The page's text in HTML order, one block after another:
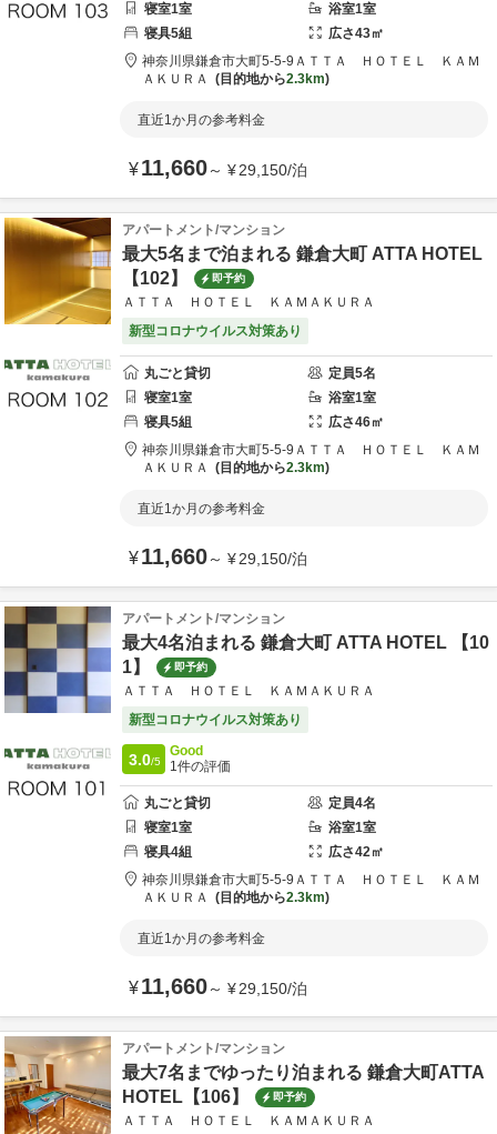
寝室1室 浴室1室
寝具5組 広さ43㎡
神奈川県鎌倉市大町5-5-9 ＡＴＴＡ ＨＯＴＥＬ ＫＡＭ
ＡＫＵＲＡ
目的地から2.3km
直近1か月の参考料金
¥11,660～ ¥29,150/泊
アパートメント/マンション
最大5名まで泊まれる 鎌倉大町 ATTA HOTEL
【102】
即予約
ＡＴＴＡ ＨＯＴＥＬ ＫＡＭＡＫＵＲＡ
新型コロナウイルス対策あり
丸ごと貸切 定員5名
寝室1室 浴室1室
寝具5組 広さ46㎡
神奈川県鎌倉市大町5-5-9 ＡＴＴＡ ＨＯＴＥＬ ＫＡＭ
ＡＫＵＲＡ
目的地から2.3km
直近1か月の参考料金
¥11,660～ ¥29,150/泊
アパートメント/マンション
最大4名泊まれる 鎌倉大町 ATTA HOTEL 【10
1】
即予約
ＡＴＴＡ ＨＯＴＥＬ ＫＡＭＡＫＵＲＡ
新型コロナウイルス対策あり
3.0/5
Good
1件の評価
丸ごと貸切 定員4名
寝室1室 浴室1室
寝具4組 広さ42㎡
神奈川県鎌倉市大町5-5-9 ＡＴＴＡ ＨＯＴＥＬ ＫＡＭ
ＡＫＵＲＡ
目的地から2.3km
直近1か月の参考料金
¥11,660～ ¥29,150/泊
アパートメント/マンション
最大7名までゆったり泊まれる 鎌倉大町ATTA
HOTEL【106】
即予約
ＡＴＴＡ ＨＯＴＥＬ ＫＡＭＡＫＵＲＡ